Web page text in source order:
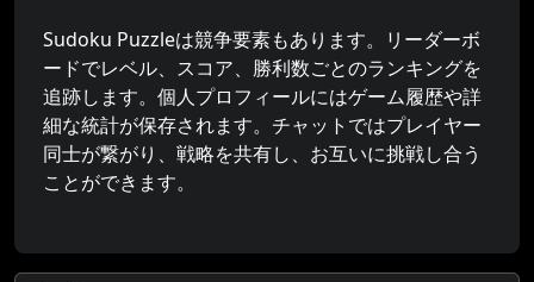
Sudoku Puzzleは競争要素もあります。リーダーボ
ードでレベル、スコア、勝利数ごとのランキングを
追跡します。個人プロフィールにはゲーム履歴や詳
細な統計が保存されます。チャットではプレイヤー
同士が繋がり、戦略を共有し、お互いに挑戦し合う
ことができます。